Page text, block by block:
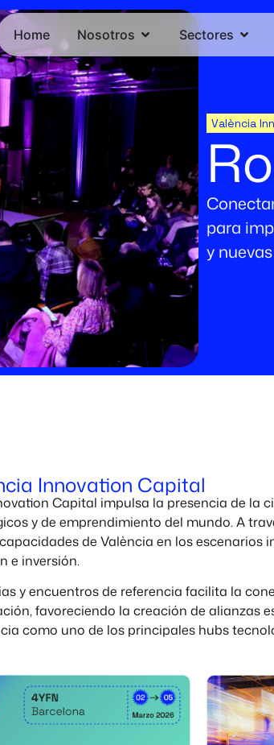
Home Nosotros Sectores
València
para
y
Innovation Capital
Capital impulsa la presencia de la
y de emprendimiento del mundo. A
de València en los escenarios
e inversión.
y encuentros de referencia facilita la
favoreciendo la creación de alianzas
como uno de los principales hubs